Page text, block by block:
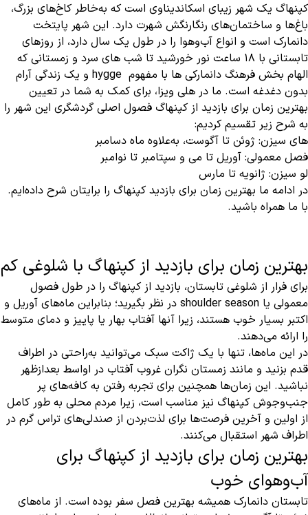
کپنهاگ یک شهر زیبای اسکاندیناوی است که به‌خاطر کاخ‌های بزرگ،
باغ‌ها و ساختمان‌های رنگارنگش شهرت دارد. این شهر پایتخت
دانمارک است و انواع آب‌وهوا را در طول یک سال دارد، از روزهای
تابستانی با 18 ساعت نور خورشید تا شب های سرد و زمستانی که
الهام بخش فرهنگ دانمارکی ها با مفهوم hygge و یک زندگی آرام
بدون دغدغه است. ما در هلی ویزا، برای کمک به شما در تعیین
بهترین زمان برای بازدید از کپنهاگ فصول اصلی گردشگری این شهر را
به شرح زیر تقسیم کردیم:
های سیزن: ژوئن تا آگوست، به‌علاوه ماه دسامبر
فصل معمولی: آوریل تا می و سپتامبر تا نوامبر
لو سیزن: ژانویه تا مارس
در ادامه ما بهترین زمان برای بازدید کپنهاگ را برایتان شرح داده‌ایم.
با ما همراه باشید.
بهترین زمان برای بازدید از کپنهاگ با شلوغی کم
برای فرار از شلوغی تابستان، بازدید از کپنهاگ را در طول فصول
معمولی یا shoulder season در نظر بگیرید؛ بنابراین ماه‌های آوریل و
اکتبر بسیار خوب هستند، زیرا آنها آفتاب بهار یا پاییز و دمای متوسط
را ارائه می‌دهند.
در این ماه‌ها، تنها با یک ژاکت سبک می‌توانید به‌راحتی در اطراف
قدم بزنید و مانند زمستان نگران غروب آفتاب در اواسط بعدازظهر
نباشید. این زمان‌ها همچنین برای تجربه رفتن به کافه‌های پر
جنب‌وجوش کپنهاگ نیز مناسب است، زیرا مردم محلی به طور کامل
از اولین و آخرین فرصت‌ها برای لذت‌بردن از صندلی‌های تراس گرم در
اطراف شهر استقبال می‌کنند.
بهترین زمان برای بازدید از کپنهاگ برای
آب‌وهوای خوب
تابستان دانمارک همیشه بهترین فصل سفر بوده است. از ماه‌های